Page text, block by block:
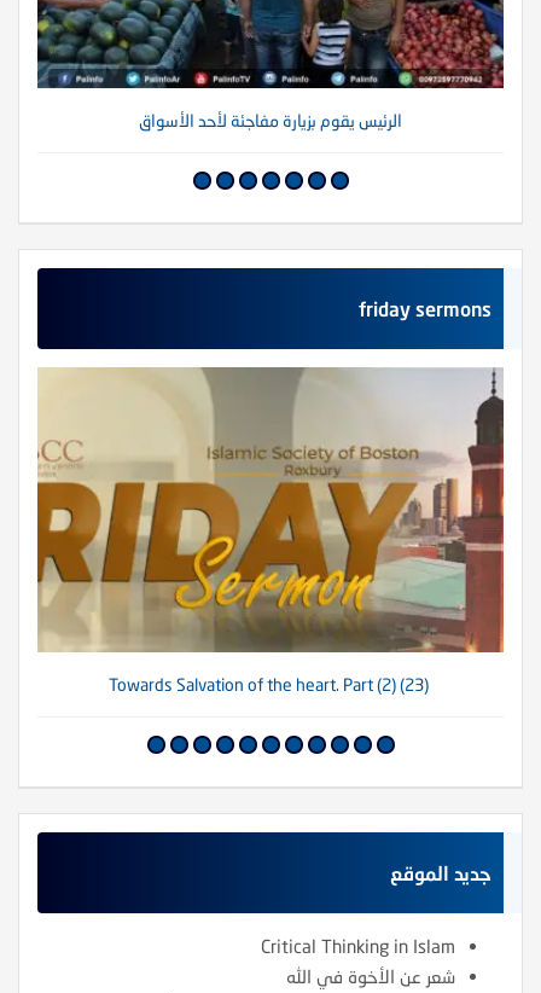
الرئيس يقوم بزيارة مفاجئة لأحد الأسواق
friday sermons
(23) Towards Salvation of the heart. Part (2)
جديد الموقع
Critical Thinking in Islam
شعر عن الأخوة في الله